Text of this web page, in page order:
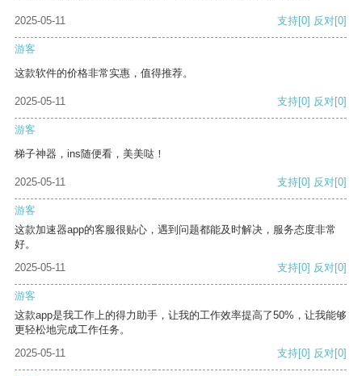
2025-05-11 支持[0] 反对[0]
游客
这款软件的价格非常实惠，值得推荐。
2025-05-11 支持[0] 反对[0]
游客
梯子神器，ins随便看，美美哒！
2025-05-11 支持[0] 反对[0]
游客
这款加速器app的客服很贴心，遇到问题都能及时解决，服务态度非常
好。
2025-05-11
支持[0] 反对[0]
游客
这款app是我工作上的得力助手，让我的工作效率提高了50%，让我能够
更轻松地完成工作任务。
2025-05-11
支持[0] 反对[0]